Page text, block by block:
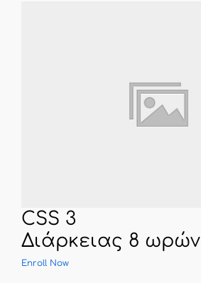
CSS 3
Διάρκειας 8 ωρών
Enroll Now